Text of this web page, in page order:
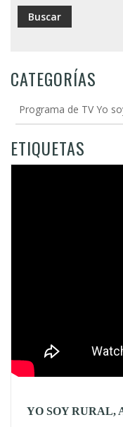
CATEGORÍAS
Programa de TV Yo
ETIQUETAS
YO SOY RURAL,